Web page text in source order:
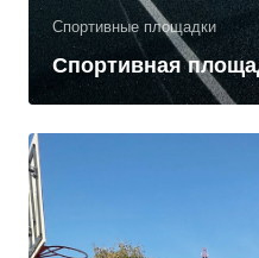
Спортивные площадки
Спортивная